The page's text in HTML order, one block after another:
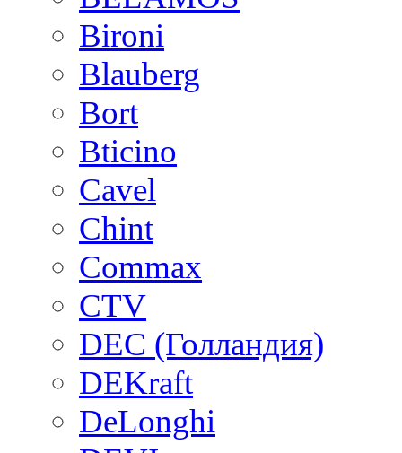
Bironi
Blauberg
Bort
Bticino
Cavel
Chint
Commax
CTV
DEC (Голландия)
DEKraft
DeLonghi